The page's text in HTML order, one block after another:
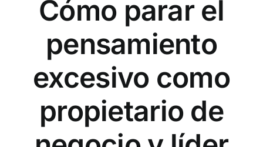
Cómo parar el
pensamiento
excesivo como
propietario de